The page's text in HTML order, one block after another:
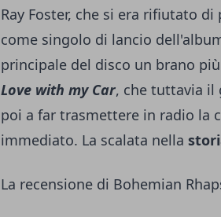
Ray Foster, che si era rifiutato
come singolo di lancio
principale del disco un brano
Love with my Car, che tuttavia il
poi a far trasmettere in radio la
immediato. La scalata nella
La recensione di Bohemian